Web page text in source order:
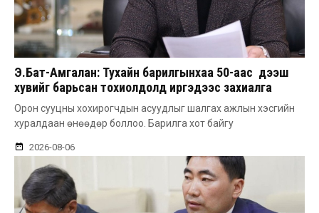
Э.Бат-Амгалан: Тухайн барилгынхаа 50-аас дээш
хувийг барьсан тохиолдолд иргэдээс захиалга
авдаг болгоно
Орон сууцны хохирогчдын асуудлыг шалгах ажлын хэсгийн
хуралдаан өнөөдөр боллоо. Барилга хот байгу
2026-08-06